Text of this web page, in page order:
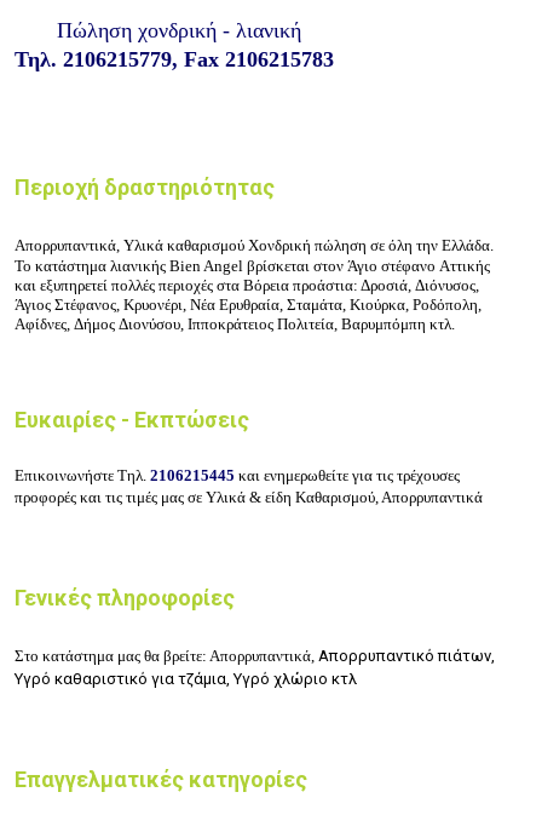
Πώληση χονδρική - λιανική
Τηλ. 2106215779, Fax 2106215783
Περιοχή δραστηριότητας
Απορρυπαντικά, Υλικά καθαρισμού Χονδρική πώληση σε όλη την Ελλάδα.
Το κατάστημα λιανικής Bien Angel βρίσκεται στον Άγιο στέφανο Αττικής
και εξυπηρετεί πολλές περιοχές στα Βόρεια προάστια: Δροσιά, Διόνυσος,
Άγιος Στέφανος, Κρυονέρι, Νέα Ερυθραία, Σταμάτα, Κιούρκα, Ροδόπολη,
Αφίδνες, Δήμος Διονύσου, Ιπποκράτειος Πολιτεία, Βαρυμπόμπη κτλ.
Ευκαιρίες - Εκπτώσεις
Επικοινωνήστε Τηλ. 2106215445 και ενημερωθείτε για τις τρέχουσες
προφορές και τις τιμές μας σε Υλικά & είδη Καθαρισμού, Απορρυπαντικά
Γενικές πληροφορίες
Στο κατάστημα μας θα βρείτε: Απορρυπαντικά, Απορρυπαντικό πιάτων,
Υγρό καθαριστικό για τζάμια,Υγρό χλώριο κτλ
Επαγγελματικές κατηγορίες